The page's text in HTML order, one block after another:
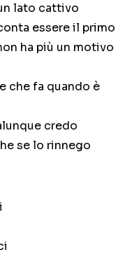
lato cattivo
essere il primo
ha più un motivo
che fa quando è
credo
se lo rinnego